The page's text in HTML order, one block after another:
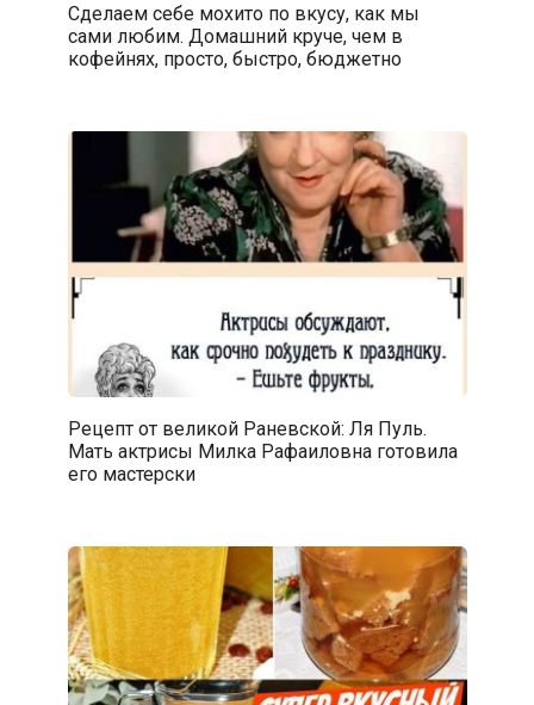
Сделаем себе мохито по вкусу, как мы
сами любим. Домашний круче, чем в
кофейнях, просто, быстро, бюджетно
Рецепт от великой Раневской: Ля Пуль.
Мать актрисы Милка Рафаиловна готовила
его мастерски